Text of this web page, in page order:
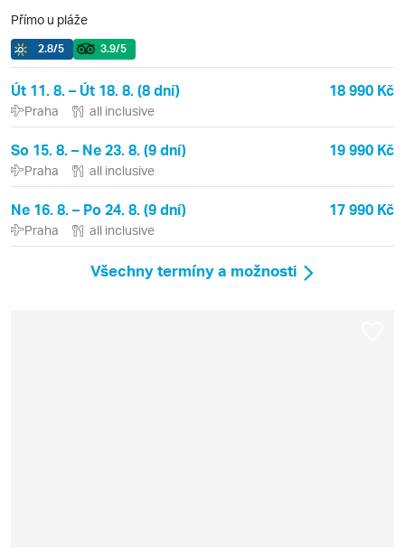
Přímo u pláže
2.8/5 3.9/5
Út 11. 8. – Út 18. 8. (8 dní) 18 990 Kč
Praha all inclusive
So 15. 8. – Ne 23. 8. (9 dní) 19 990 Kč
Praha all inclusive
Ne 16. 8. – Po 24. 8. (9 dní) 17 990 Kč
Praha all inclusive
Všechny termíny a možnosti